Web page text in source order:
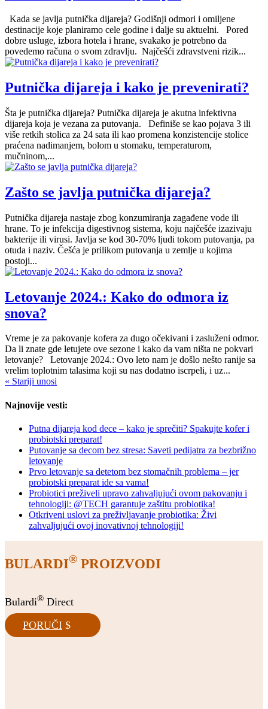
Kada se javlja putnička dijareja? Godišnji odmori i omiljene
destinacije koje planiramo cele godine i dalje su aktuelni. Pored
dobre usluge, izbora hotela i hrane, svakako je potrebno da
povedemo računa o svom zdravlju. Najčešći zdravstveni rizik...
Putnička dijareja i kako je prevenirati?
Šta je putnička dijareja? Putnička dijareja je akutna infektivna
dijareja koja je vezana za putovanja. Definiše se kao pojava 3 ili
više retkih stolica za 24 sata ili kao promena konzistencije stolice
praćena nadimanjem, bolom u stomaku, temperaturom,
mučninom,...
Zašto se javlja putnička dijareja?
Putnička dijareja nastaje zbog konzumiranja zagađene vode ili
hrane. To je infekcija digestivnog sistema, koju najčešće izazivaju
bakterije ili virusi. Javlja se kod 30-70% ljudi tokom putovanja, pa
otuda i naziv. Češća je prilikom putovanja u zemlje u kojima
postoji...
Letovanje 2024.: Kako do odmora iz
snova?
Vreme je za pakovanje kofera za dugo očekivani i zasluženi odmor.
Da li znate gde letujete ove sezone i kako da vam ništa ne pokvari
letovanje? Letovanje 2024.: Ovo leto nam je došlo nešto ranije sa
vrelim toplotnim talasima koji su nas dodatno iscrpeli, i uz...
« Stariji unosi
Najnovije vesti:
Putna dijareja kod dece – kako je sprečiti? Spakujte kofer i
probiotski preparat!
Putovanje sa decom bez stresa: Saveti pedijatra za bezbrižno
letovanje
Prvo letovanje sa detetom bez stomačnih problema – jer
probiotski preparat ide sa vama!
Probiotici preživeli upravo zahvaljujući ovom pakovanju i
tehnologiji: @TECH garantuje zaštitu probiotika!
Otkriveni uslovi za preživljavanje probiotika: Živi
zahvaljujući ovoj inovativnoj tehnologiji!
BULARDI® PROIZVODI
Bulardi® Direct
PORUČI